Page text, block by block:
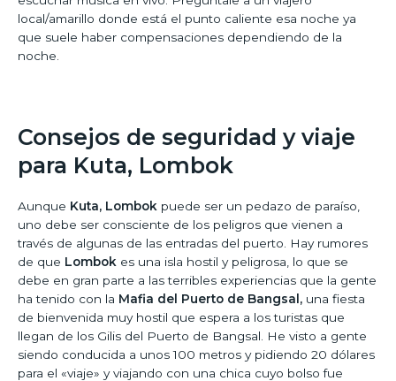
local/amarillo donde está el punto caliente esa noche ya
que suele haber compensaciones dependiendo de la
noche.
Consejos de seguridad y viaje
para Kuta, Lombok
Aunque Kuta, Lombok puede ser un pedazo de paraíso,
uno debe ser consciente de los peligros que vienen a
través de algunas de las entradas del puerto. Hay rumores
de que Lombok es una isla hostil y peligrosa, lo que se
debe en gran parte a las terribles experiencias que la gente
ha tenido con la Mafia del Puerto de Bangsal, una fiesta
de bienvenida muy hostil que espera a los turistas que
llegan de los Gilis del Puerto de Bangsal. He visto a gente
siendo conducida a unos 100 metros y pidiendo 20 dólares
para el «viaje» y viajando con una chica cuyo bolso fue